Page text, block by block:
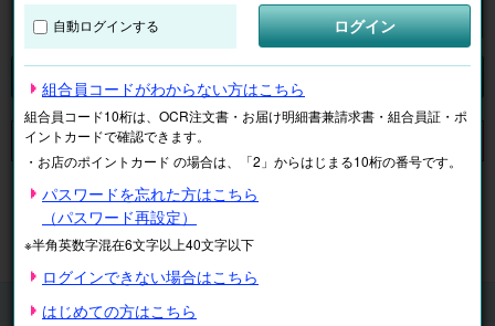
検索
申し訳ございません。 現在、該当商品は、お取扱いしておりません。
マイページ 注文履歴
抽選結果
請求内容
チケット
自動ログインする ログイン
組合員コードがわからない方はこちら
組合員コード10桁は、OCR注文書・お届け明細書兼請求書・組合員証・ポ
イントカードで確認できます。
・お店のポイントカード の場合は、「2」からはじまる10桁の番号です。
パスワードを忘れた方はこちら
（パスワード再設定）
※半角英数字混在6文字以上40文字以下
ログインできない場合はこちら
はじめての方はこちら